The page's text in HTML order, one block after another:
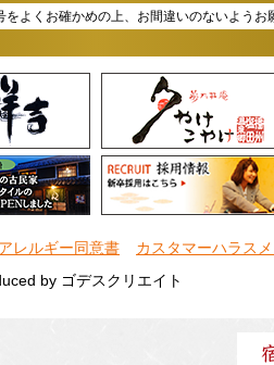
よくお確かめの上、お間違いのないようお
アレルギー同意書
カスタマーハラス
by ゴデスクリエイト